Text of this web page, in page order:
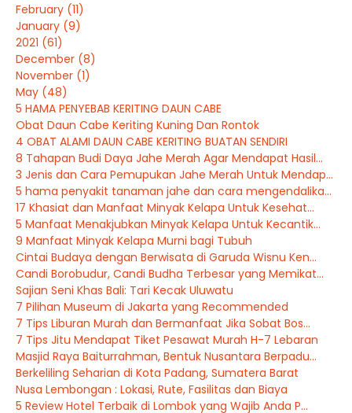
February (11)
January (9)
2021 (61)
December (8)
November (1)
May (48)
5 HAMA PENYEBAB KERITING DAUN CABE
Obat Daun Cabe Keriting Kuning Dan Rontok
4 OBAT ALAMI DAUN CABE KERITING BUATAN SENDIRI
8 Tahapan Budi Daya Jahe Merah Agar Mendapat Hasil...
3 Jenis dan Cara Pemupukan Jahe Merah Untuk Mendap...
5 hama penyakit tanaman jahe dan cara mengendalika...
17 Khasiat dan Manfaat Minyak Kelapa Untuk Kesehat...
5 Manfaat Menakjubkan Minyak Kelapa Untuk Kecantik...
9 Manfaat Minyak Kelapa Murni bagi Tubuh
Cintai Budaya dengan Berwisata di Garuda Wisnu Ken...
Candi Borobudur, Candi Budha Terbesar yang Memikat...
Sajian Seni Khas Bali: Tari Kecak Uluwatu
7 Pilihan Museum di Jakarta yang Recommended
7 Tips Liburan Murah dan Bermanfaat Jika Sobat Bos...
7 Tips Jitu Mendapat Tiket Pesawat Murah H-7 Lebaran
Masjid Raya Baiturrahman, Bentuk Nusantara Berpadu...
Berkeliling Seharian di Kota Padang, Sumatera Barat
Nusa Lembongan : Lokasi, Rute, Fasilitas dan Biaya
5 Review Hotel Terbaik di Lombok yang Wajib Anda P...